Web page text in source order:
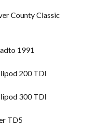
County Classic
1991
200 TDI
300 TDI
TD5